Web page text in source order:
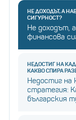
НЕ ДОХОДЪТ, А
СИГУРНОСТ?
Не доходът,
финансова
НЕДОСТИГ НА
КАКВО СПИРА
Недостиг на
стратегия:
българския